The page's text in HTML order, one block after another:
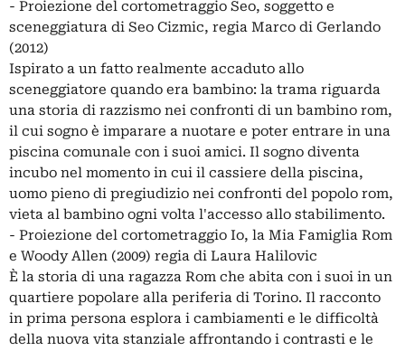
- Proiezione del cortometraggio Seo, soggetto e
sceneggiatura di Seo Cizmic, regia Marco di Gerlando
(2012)
Ispirato a un fatto realmente accaduto allo
sceneggiatore quando era bambino: la trama riguarda
una storia di razzismo nei confronti di un bambino rom,
il cui sogno è imparare a nuotare e poter entrare in una
piscina comunale con i suoi amici. Il sogno diventa
incubo nel momento in cui il cassiere della piscina,
uomo pieno di pregiudizio nei confronti del popolo rom,
vieta al bambino ogni volta l'accesso allo stabilimento.
- Proiezione del cortometraggio Io, la Mia Famiglia Rom
e Woody Allen (2009) regia di Laura Halilovic
È la storia di una ragazza Rom che abita con i suoi in un
quartiere popolare alla periferia di Torino. Il racconto
in prima persona esplora i cambiamenti e le difficoltà
della nuova vita stanziale affrontando i contrasti e le